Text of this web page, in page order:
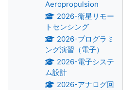
Aeropropulsion
2026-衛星リモー
トセンシング
2026-プログラミ
ング演習（電子）
2026-電子システ
ム設計
2026-アナログ回